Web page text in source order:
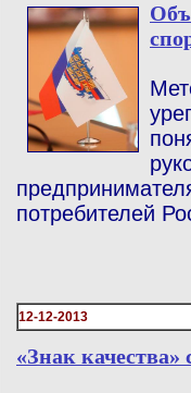
потребителей
12-12-2013
«Знак